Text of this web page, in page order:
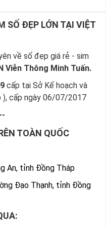
sim 033 vì thế thường
lợi. Chủ sở hữu sẽ
và đạt được những
cho chủ sở hữu cùng với
tượng về sự cân bằng
đầu số 035 mang đến
sôi về tài lộc. Hướng
SỐ ĐẸP LỚN TẠI VIỆT
về số đẹp giá rẻ - sim
Viễn Thông Minh Tuấn.
cấp tại Sở Kế hoạch và
), cấp ngày 06/07/2017
TOÀN QUỐC
An, tỉnh Đồng Tháp
Đạo Thạnh, tỉnh Đồng